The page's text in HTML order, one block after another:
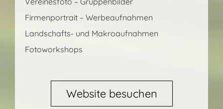
Firmenportrait – Werbeaufnahmen
Landschafts- und Makroaufnahmen
Fotoworkshops
Website besuchen